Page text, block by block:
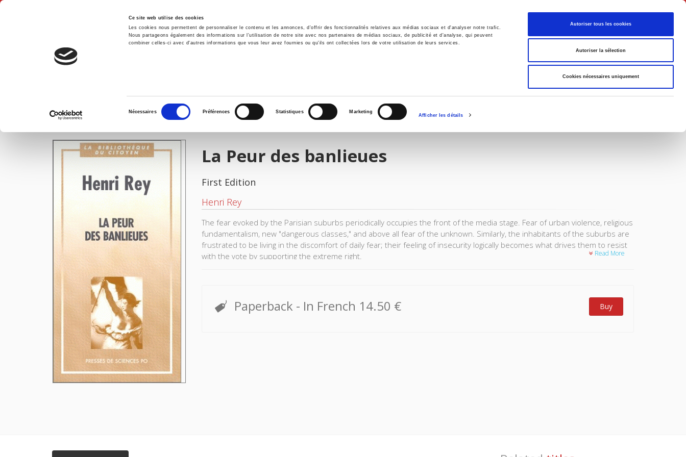
Ce site web utilise des cookies
Les cookies nous permettent de personnaliser le contenu et les annonces, d'offrir des fonctionnalités relatives aux médias sociaux et d'analyser notre trafic.
Nous partageons également des informations sur l'utilisation de notre site avec nos partenaires de médias sociaux, de publicité et d'analyse, qui peuvent
combiner celles-ci avec d'autres informations que vous leur avez fournies ou qu'ils ont collectées lors de votre utilisation de leurs services.
consentement
Nécessaires Préférences Statistiques Marketing
Afficher les détails
Autoriser tous les cookies
Autoriser la sélection
Cookies nécessaires uniquement
English
Home Environment History International Politics
IMAGES
La Peur des banlieues
First Edition
Henri Rey
The fear evoked by the Parisian suburbs periodically occupies the front of the media stage. Fear of urban violence, religious
fundamentalism, new "dangerous classes," and above all fear of the unknown. Similarly, the inhabitants of the suburbs are
frustrated to be living in the discomfort of daily fear; their feeling of insecurity logically becomes what drives them to resist
with the vote by supporting the extreme right.
Read More
Paperback - In French 14.50 € Buy